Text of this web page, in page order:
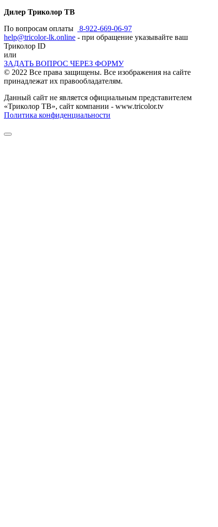
Дилер Триколор ТВ
По вопросам оплаты
8-922-669-06-97
help@tricolor-lk.online - при обращение указывайте ваш
Триколор ID
или
ЗАДАТЬ ВОПРОС ЧЕРЕЗ ФОРМУ
© 2022 Все права защищены. Все изображения на сайте
принадлежат их правообладателям.
Данный сайт не является официальным представителем
«Триколор ТВ», сайт компании - www.tricolor.tv
Политика конфиденциальности